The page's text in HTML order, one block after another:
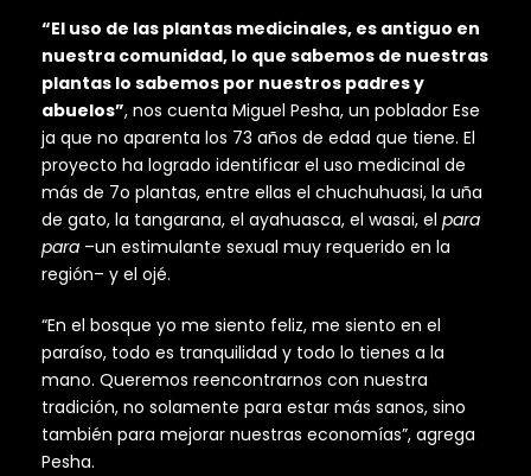
“El uso de las plantas medicinales, es antiguo en
nuestra comunidad, lo que sabemos de nuestras
plantas lo sabemos por nuestros padres y
abuelos”, nos cuenta Miguel Pesha, un poblador Ese
ja que no aparenta los 73 años de edad que tiene. El
proyecto ha logrado identificar el uso medicinal de
más de 7o plantas, entre ellas el chuchuhuasi, la uña
de gato, la tangarana, el ayahuasca, el wasai, el para
para –un estimulante sexual muy requerido en la
región– y el ojé.
“En el bosque yo me siento feliz, me siento en el
paraíso, todo es tranquilidad y todo lo tienes a la
mano. Queremos reencontrarnos con nuestra
tradición, no solamente para estar más sanos, sino
también para mejorar nuestras economías”, agrega
Pesha.